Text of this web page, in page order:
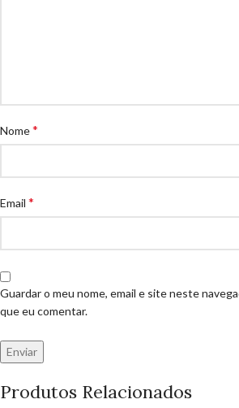
Nome*
Email *
Guardar o meu nome, email e site neste
que eu comentar.
Produtos Relacionados